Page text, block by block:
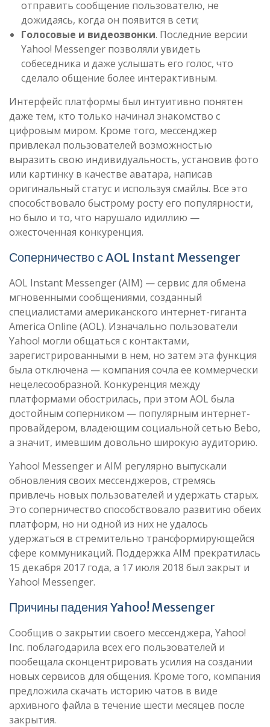
отправить сообщение пользователю, не
дожидаясь, когда он появится в сети;
Голосовые и видеозвонки. Последние версии
Yahoo! Messenger позволяли увидеть
собеседника и даже услышать его голос, что
сделало общение более интерактивным.
Интерфейс платформы был интуитивно понятен
даже тем, кто только начинал знакомство с
цифровым миром. Кроме того, мессенджер
привлекал пользователей возможностью
выразить свою индивидуальность, установив фото
или картинку в качестве аватара, написав
оригинальный статус и используя смайлы. Все это
способствовало быстрому росту его популярности,
но было и то, что нарушало идиллию —
ожесточенная конкуренция.
Соперничество с AOL Instant Messenger
AOL Instant Messenger (AIM) — сервис для обмена
мгновенными сообщениями, созданный
специалистами американского интернет-гиганта
America Online (AOL). Изначально пользователи
Yahoo! могли общаться с контактами,
зарегистрированными в нем, но затем эта функция
была отключена — компания сочла ее коммерчески
нецелесообразной. Конкуренция между
платформами обострилась, при этом AOL была
достойным соперником — популярным интернет-
провайдером, владеющим социальной сетью Bebo,
а значит, имевшим довольно широкую аудиторию.
Yahoo! Messenger и AIM регулярно выпускали
обновления своих мессенджеров, стремясь
привлечь новых пользователей и удержать старых.
Это соперничество способствовало развитию обеих
платформ, но ни одной из них не удалось
удержаться в стремительно трансформирующейся
сфере коммуникаций. Поддержка AIM прекратилась
15 декабря 2017 года, а 17 июля 2018 был закрыт и
Yahoo! Messenger.
Причины падения Yahoo! Messenger
Сообщив о закрытии своего мессенджера, Yahoo!
Inc. поблагодарила всех его пользователей и
пообещала сконцентрировать усилия на создании
новых сервисов для общения. Кроме того, компания
предложила скачать историю чатов в виде
архивного файла в течение шести месяцев после
закрытия.